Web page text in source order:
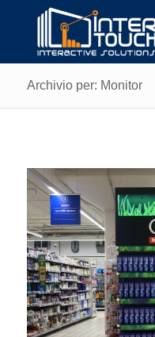
Archivio per: Monitor